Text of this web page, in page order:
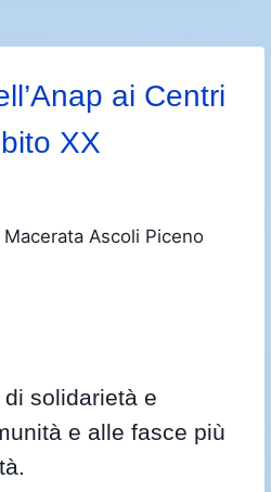
ai Centri
XX
Ascoli Piceno
solidarietà e
e alle fasce più